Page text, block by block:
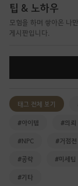
팁 & 노하우
모험을 하며 쌓아온 나
게시판입니다.
태그 전체 보기
#아이템 #의뢰
#NPC #거점전
#공략 #미세팁
#기타